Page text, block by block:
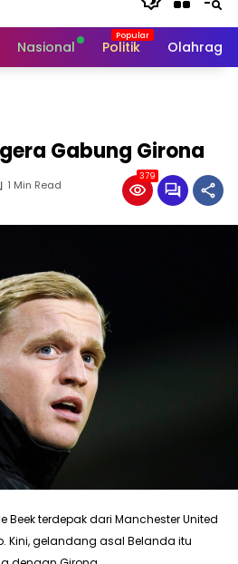
Nasional Politik Olahraga
Gabung Girona
1 Min Read
379
Beek terdepak dari Manchester United
Kini, gelandang asal Belanda itu